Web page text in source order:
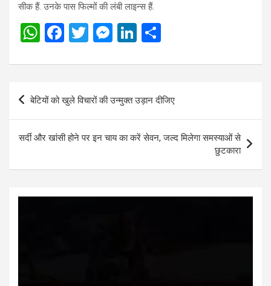
सीक हैं. उनके पास फिल्मों की लंबी लाइन्स हैं.
W
at
s
A
p
p
F
ce
b
o
o
k
T
tt
er
M
se
g
er
Li
ke
n
ar
e
Post
navigation
बेटियों को खुले विचारों की उन्मुक्त उड़ान दीजिए
सर्दी और खांसी होने पर इन चाय का करें सेवन, जल्द मिलेगा समस्याओं से
छुटकारा